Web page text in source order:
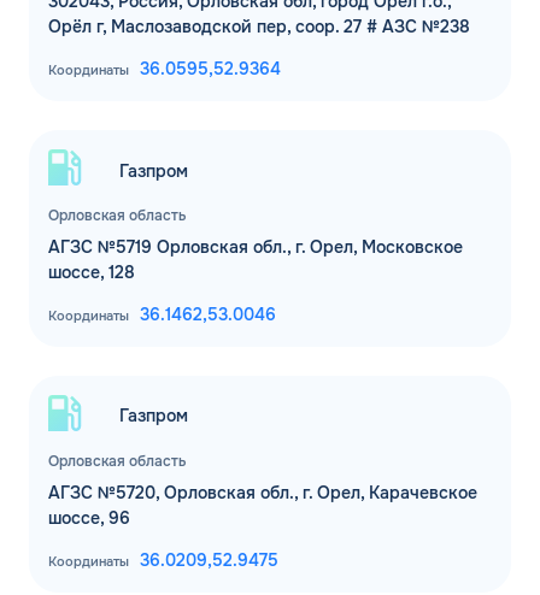
Орёл г, Маслозаводской пер, соор. 27 # АЗС №238
Координаты 36.0595,52.9364
Орловская область
Газпром
АГЗС №5719 Орловская обл., г. Орел, Московское
шоссе, 128
Координаты 36.1462,53.0046
Орловская область
Газпром
АГЗС №5720, Орловская обл., г. Орел, Карачевское
шоссе, 96
Координаты 36.0209,52.9475